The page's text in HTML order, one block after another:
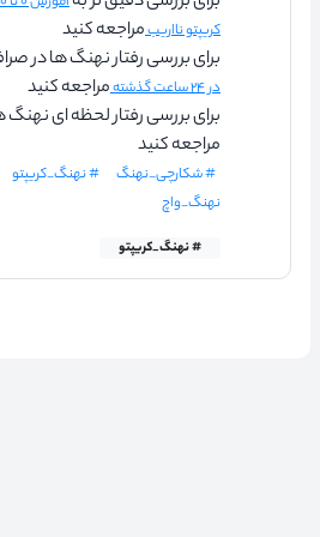
کریپتو نااریبمراجعه کنید
برای بررسی رفتار نهنگ ها در
در ۲۴ ساعت گذشته
مراجعه کنید
برای بررسی رفتار لحظه ای نهنگ
مراجعه کنید
# شکارچی_نهنگ # نهنگ_کریپتو
نهنگ_واچ
# نهنگ_کریپتو